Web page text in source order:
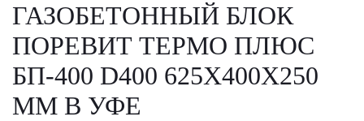
ГАЗОБЕТОННЫЙ БЛОК
ПОРЕВИТ ТЕРМО ПЛЮС
БП-400 D400 625X400X250
ММ В УФЕ